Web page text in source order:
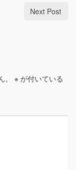
Next Post
※ が付いている